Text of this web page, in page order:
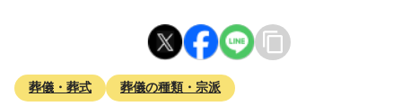
葬儀・葬式 葬儀の種類・宗派